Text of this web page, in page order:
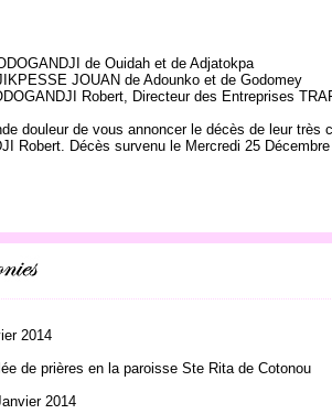
de Ouidah et de Adjatokpa
JOUAN de Adounko et de Godomey
Robert, Directeur des Entreprises
douleur de vous annoncer le décès de leur
Robert. Décès survenu le Mercredi 25 Décembre
2014
de prières en la paroisse Ste Rita de Cotonou
2014